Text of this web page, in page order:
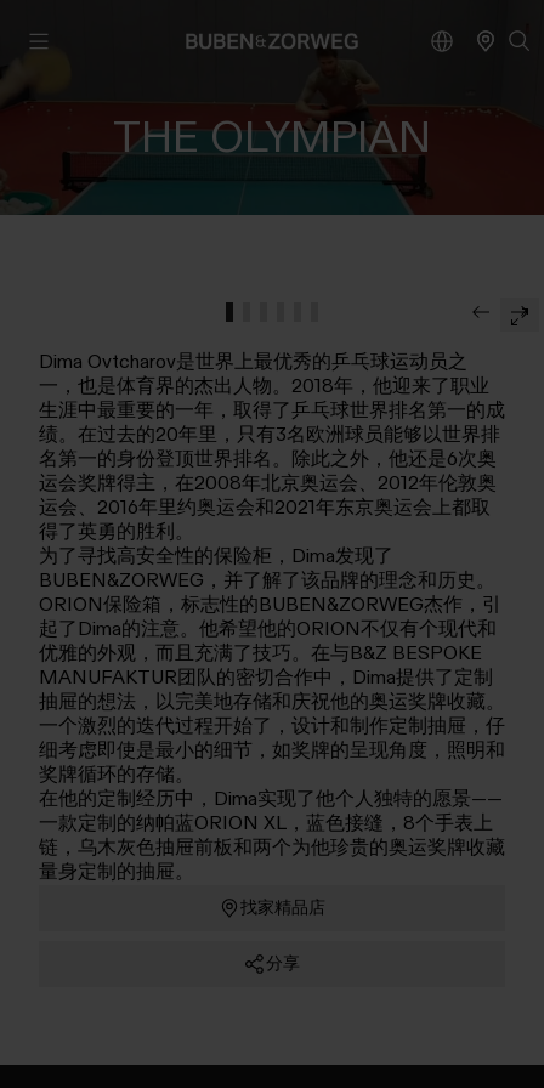
THE OLYMPIAN
Dima Ovtcharov是世界上最优秀的乒乓球运动员之
一，也是体育界的杰出人物。2018年，他迎来了职业
生涯中最重要的一年，取得了乒乓球世界排名第一的成
绩。在过去的20年里，只有3名欧洲球员能够以世界排
名第一的身份登顶世界排名。除此之外，他还是6次奥
运会奖牌得主，在2008年北京奥运会、2012年伦敦奥
运会、2016年里约奥运会和2021年东京奥运会上都取
得了英勇的胜利。
为了寻找高安全性的保险柜，Dima发现了
BUBEN&ZORWEG，并了解了该品牌的理念和历史。
ORION保险箱，标志性的BUBEN&ZORWEG杰作，引
起了Dima的注意。他希望他的ORION不仅有个现代和
优雅的外观，而且充满了技巧。在与B&Z BESPOKE
MANUFAKTUR团队的密切合作中，Dima提供了定制
抽屉的想法，以完美地存储和庆祝他的奥运奖牌收藏。
一个激烈的迭代过程开始了，设计和制作定制抽屉，仔
细考虑即使是最小的细节，如奖牌的呈现角度，照明和
奖牌循环的存储。
在他的定制经历中，Dima实现了他个人独特的愿景——
一款定制的纳帕蓝ORION XL，蓝色接缝，8个手表上
链，乌木灰色抽屉前板和两个为他珍贵的奥运奖牌收藏
量身定制的抽屉。
找家精品店
分享